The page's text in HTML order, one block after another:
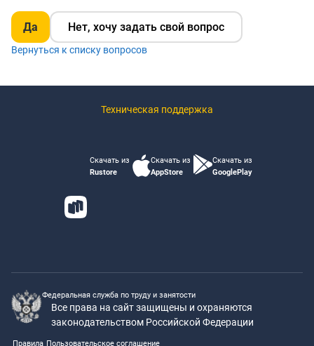
Да Нет, хочу задать свой вопрос
Вернуться к списку вопросов
Техническая поддержка
Скачать из
Rustore
Скачать из
AppStore
Скачать из
GooglePlay
Федеральная служба по труду и занятости
Все права на сайт защищены и охраняются
законодательством Российской Федерации
Правила Пользовательское соглашение